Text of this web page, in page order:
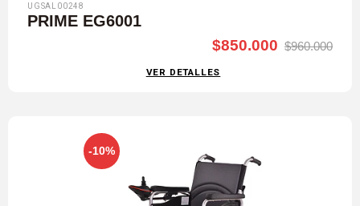
UGSAL00248
PRIME EG6001
$850.000 $960.000
VER DETALLES
-10%